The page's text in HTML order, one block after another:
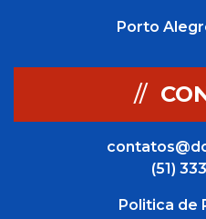
Porto
//
(51)
Politica de